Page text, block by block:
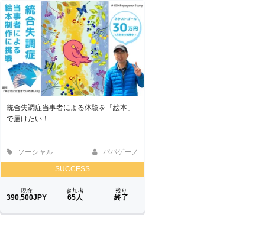
統合失調症当事者による体験を「絵本」
で届けたい！
ソーシャルグッド パパゲーノ
SUCCESS
現在
390,500JPY
参加者
65人
残り
終了